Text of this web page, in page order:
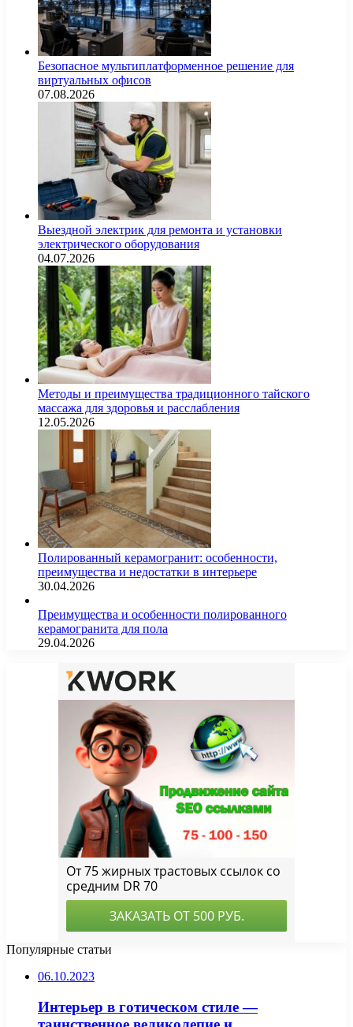
Безопасное мультиплатформенное решение для
виртуальных офисов
07.08.2026
Выездной электрик для ремонта и установки
электрического оборудования
04.07.2026
Методы и преимущества традиционного тайского
массажа для здоровья и расслабления
12.05.2026
Полированный керамогранит: особенности,
преимущества и недостатки в интерьере
30.04.2026
Преимущества и особенности полированного
керамогранита для пола
29.04.2026
Популярные статьи
06.10.2023
Интерьер в готическом стиле —